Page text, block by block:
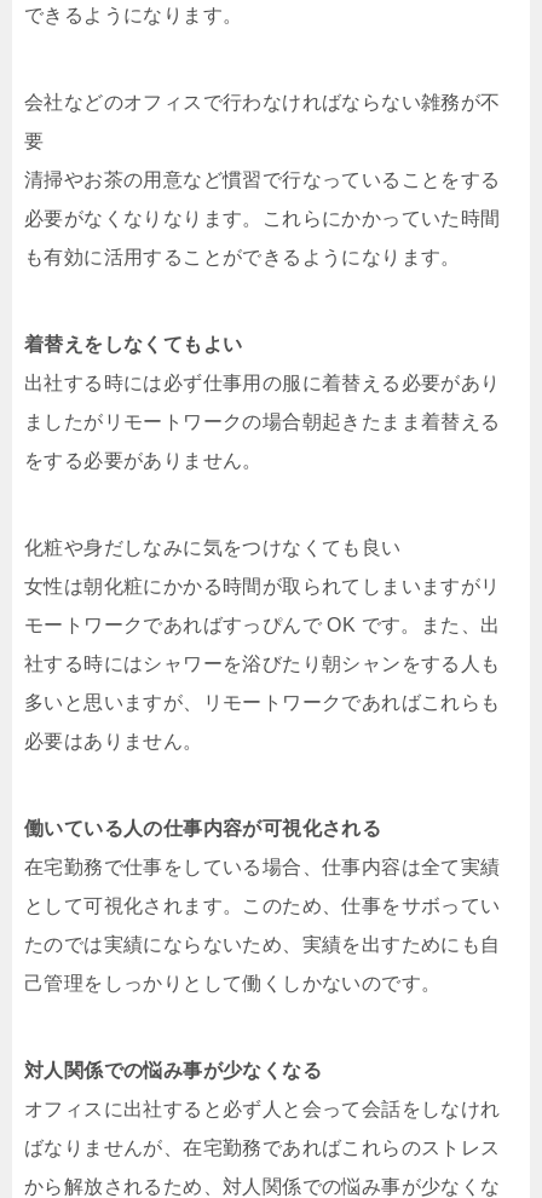
できるようになります。
会社などのオフィスで行わなければならない雑務が不
要
清掃やお茶の用意など慣習で行なっていることをする
必要がなくなりなります。これらにかかっていた時間
も有効に活用することができるようになります。
着替えをしなくてもよい
出社する時には必ず仕事用の服に着替える必要があり
ましたがリモートワークの場合朝起きたまま着替える
をする必要がありません。
化粧や身だしなみに気をつけなくても良い
女性は朝化粧にかかる時間が取られてしまいますがリ
モートワークであればすっぴんで OK です。また、出
社する時にはシャワーを浴びたり朝シャンをする人も
多いと思いますが、リモートワークであればこれらも
必要はありません。
働いている人の仕事内容が可視化される
在宅勤務で仕事をしている場合、仕事内容は全て実績
として可視化されます。このため、仕事をサボってい
たのでは実績にならないため、実績を出すためにも自
己管理をしっかりとして働くしかないのです。
対人関係での悩み事が少なくなる
オフィスに出社すると必ず人と会って会話をしなけれ
ばなりませんが、在宅勤務であればこれらのストレス
から解放されるため、対人関係での悩み事が少なくな